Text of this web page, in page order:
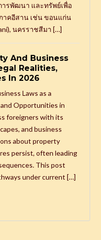
ารพัฒนา และทรัพย์เพื่อ
าคอีสาน เช่น ขอนแก่น
นครราชสีมา […]
And Business
Realities,
In 2026
Laws as a
and Opportunities in
foreigners with its
and business
about property
persist, often leading
This post
under current […]